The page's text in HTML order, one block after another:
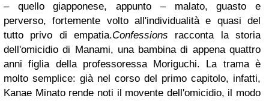
– quello giapponese, appunto – malato, guasto e
perverso, fortemente volto all'individualità e quasi del
tutto privo di empatia.Confessions racconta la storia
dell'omicidio di Manami, una bambina di appena quattro
anni figlia della professoressa Moriguchi. La trama è
molto semplice: già nel corso del primo capitolo, infatti,
Kanae Minato rende noti il movente dell'omicidio, il modo